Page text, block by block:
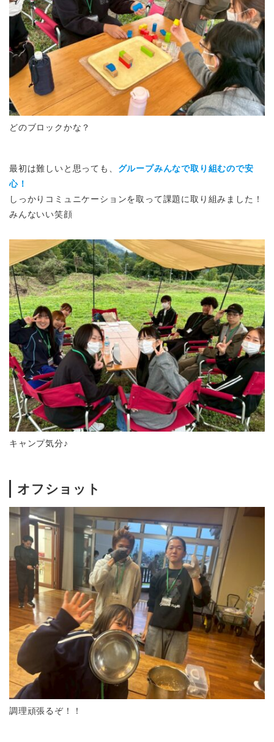
どのブロックかな？
最初は難しいと思っても、 グループみんなで取り組むので安
心！
しっかりコミュニケーションを取って課題に取り組みました！
みんないい笑顔
キャンプ気分♪
オフショット
調理頑張るぞ！！